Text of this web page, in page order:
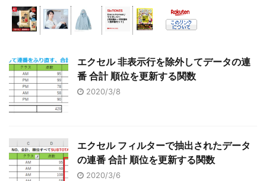
エクセル 非表示行を除外してデータの連
番 合計 順位を更新する関数
2020/3/8
エクセル フィルターで抽出されたデータ
の連番 合計 順位を更新する関数
2020/3/6